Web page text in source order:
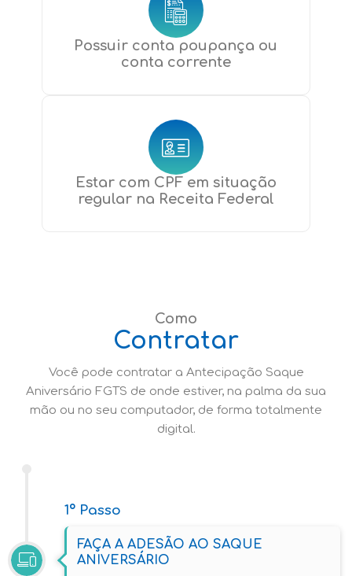
Possuir conta poupança ou
conta corrente
Estar com CPF em situação
regular na Receita Federal
Como
Contratar
Você pode contratar a Antecipação Saque
Aniversário FGTS de onde estiver, na palma da sua
mão ou no seu computador, de forma totalmente
digital.
1º Passo
FAÇA A ADESÃO AO SAQUE
ANIVERSÁRIO